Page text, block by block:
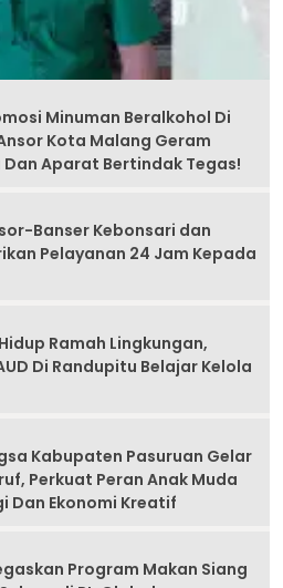
Minuman Beralkohol Di
Kota Malang Geram
Aparat Bertindak Tegas!
Banser Kebonsari dan
Pelayanan 24 Jam Kepada
Ramah Lingkungan,
Di Randupitu Belajar Kelola
Kabupaten Pasuruan Gelar
Perkuat Peran Anak Muda
Dan Ekonomi Kreatif
Program Makan Siang